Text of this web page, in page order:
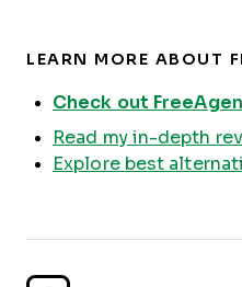
LEARN MORE ABOUT
Check out
Read my in-depth
Explore best